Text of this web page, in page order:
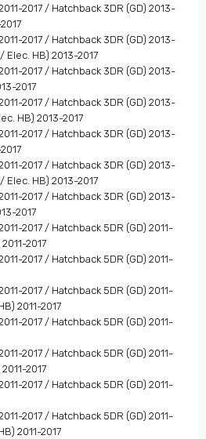
2017 / Hatchback 3DR (GD) 2013-
2017 / Hatchback 3DR (GD) 2013-
Elec. HB) 2013-2017
2017 / Hatchback 3DR (GD) 2013-
2017
2017 / Hatchback 3DR (GD) 2013-
HB) 2013-2017
2017 / Hatchback 3DR (GD) 2013-
2017 / Hatchback 3DR (GD) 2013-
Elec. HB) 2013-2017
2017 / Hatchback 3DR (GD) 2013-
2017
2017 / Hatchback 5DR (GD) 2011-
2017
2017 / Hatchback 5DR (GD) 2011-
2017 / Hatchback 5DR (GD) 2011-
2011-2017
2017 / Hatchback 5DR (GD) 2011-
2017 / Hatchback 5DR (GD) 2011-
2017
2017 / Hatchback 5DR (GD) 2011-
2017 / Hatchback 5DR (GD) 2011-
2011-2017